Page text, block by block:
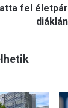
fel